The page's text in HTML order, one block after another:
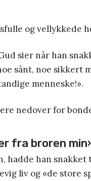
og vellykkede
sier når han
sånt, noe sikkert
menneske!».
nedover for
fra broren
hadde han
liv og «de store